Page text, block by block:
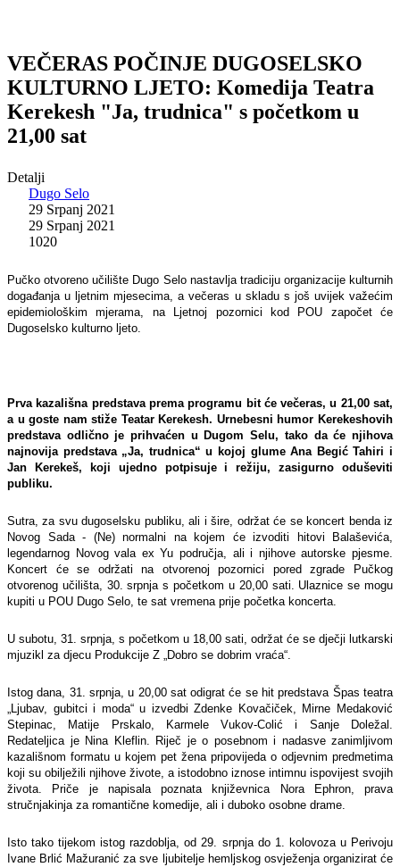
VEČERAS POČINJE DUGOSELSKO
KULTURNO LJETO: Komedija Teatra
Kerekesh "Ja, trudnica" s početkom u
21,00 sat
Detalji
Dugo Selo
29 Srpanj 2021
29 Srpanj 2021
1020
Pučko otvoreno učilište Dugo Selo nastavlja tradiciju organizacije kulturnih
događanja u ljetnim mjesecima, a večeras u skladu s još uvijek važećim
epidemiološkim mjerama, na Ljetnoj pozornici kod POU započet će
Dugoselsko kulturno ljeto.
Prva kazališna predstava prema programu bit će večeras, u 21,00 sat,
a u goste nam stiže Teatar Kerekesh. Urnebesni humor Kerekeshovih
predstava odlično je prihvaćen u Dugom Selu, tako da će njihova
najnovija predstava „Ja, trudnica“ u kojoj glume Ana Begić Tahiri i
Jan Kerekeš, koji ujedno potpisuje i režiju, zasigurno oduševiti
publiku.
Sutra, za svu dugoselsku publiku, ali i šire, održat će se koncert benda iz
Novog Sada - (Ne) normalni na kojem će izvoditi hitovi Balaševića,
legendarnog Novog vala ex Yu područja, ali i njihove autorske pjesme.
Koncert će se održati na otvorenoj pozornici pored zgrade Pučkog
otvorenog učilišta, 30. srpnja s početkom u 20,00 sati. Ulaznice se mogu
kupiti u POU Dugo Selo, te sat vremena prije početka koncerta.
U subotu, 31. srpnja, s početkom u 18,00 sati, održat će se dječji lutkarski
mjuzikl za djecu Produkcije Z „Dobro se dobrim vraća“.
Istog dana, 31. srpnja, u 20,00 sat odigrat će se hit predstava Špas teatra
„Ljubav, gubitci i moda“ u izvedbi Zdenke Kovačiček, Mirne Medaković
Stepinac, Matije Prskalo, Karmele Vukov-Colić i Sanje Doležal.
Redateljica je Nina Kleflin. Riječ je o posebnom i nadasve zanimljivom
kazališnom formatu u kojem pet žena pripovijeda o odjevnim predmetima
koji su obilježili njihove živote, a istodobno iznose intimnu ispovijest svojih
života. Priče je napisala poznata književnica Nora Ephron, prava
stručnjakinja za romantične komedije, ali i duboko osobne drame.
Isto tako tijekom istog razdoblja, od 29. srpnja do 1. kolovoza u Perivoju
Ivane Brlić Mažuranić za sve ljubitelje hemljskog osvježenja organizirat će